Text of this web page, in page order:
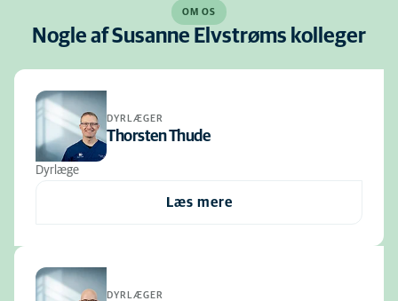
OM OS
Nogle af Susanne Elvstrøms kolleger
DYRLÆGER
Thorsten Thude
Dyrlæge
Læs mere
DYRLÆGER